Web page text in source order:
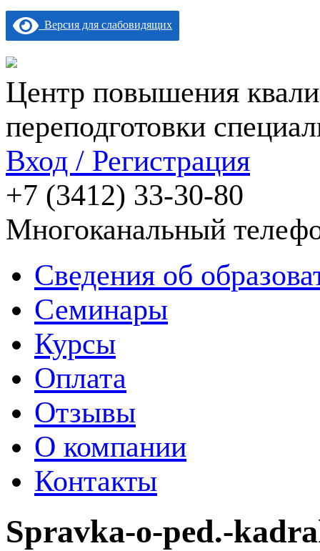
Версия для слабовидящих
Центр повышения
переподготовки
Вход / Регистрация
+7 (3412) 33-30-80
Многоканальный
Сведения об
Семинары
Курсы
Оплата
Отзывы
О компании
Контакты
Spravka-o-ped.-